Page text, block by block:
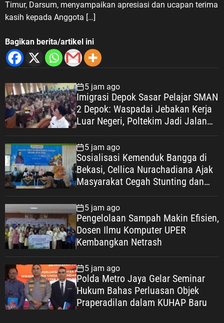
Timur, Darsum, menyampaikan apresiasi dan ucapan terima
kasih kepada Anggota […]
Bagikan berita/artikel ini
5 jam ago
Imigrasi Depok Sasar Pelajar SMAN
2 Depok: Waspadai Jebakan Kerja
Luar Negeri, Poltekim Jadi Jalan
5 jam ago
Sosialisasi Kemenduk Bangga di
Bekasi, Cellica Nurachadiana Ajak
Masyarakat Cegah Stunting dan
5 jam ago
Pengelolaan Sampah Makin Efisien,
Dosen Ilmu Komputer UPER
Kembangkan Netrash
5 jam ago
Polda Metro Jaya Gelar Seminar
Hukum Bahas Perluasan Objek
Praperadilan dalam KUHAP Baru